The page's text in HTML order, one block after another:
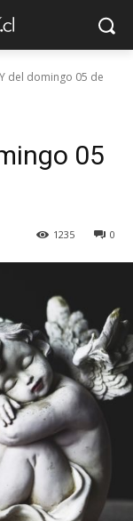
del domingo 05 de
05
0
1235